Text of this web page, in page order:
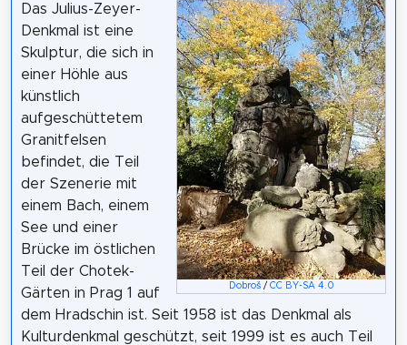
Dobroš/ CC BY-SA 4.0
Das Julius-Zeyer-
Denkmal ist eine
Skulptur, die sich in
einer Höhle aus
künstlich
aufgeschüttetem
Granitfelsen
befindet, die Teil
der Szenerie mit
einem Bach, einem
See und einer
Brücke im östlichen
Teil der Chotek-
Gärten in Prag 1 auf
dem Hradschin ist. Seit 1958 ist das Denkmal als
Kulturdenkmal geschützt, seit 1999 ist es auch Teil